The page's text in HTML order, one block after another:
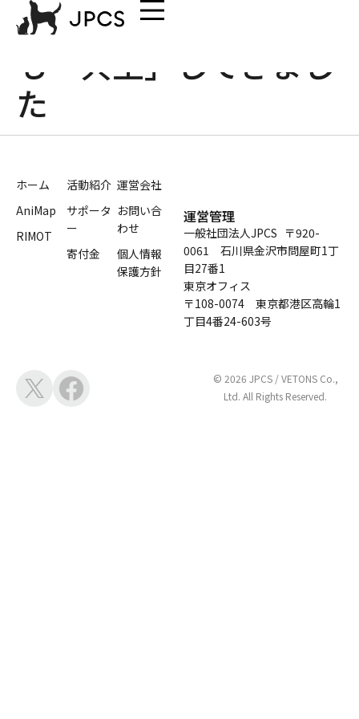
人と動物はいつの時代
も「共生」してきまし
た
ホーム
AniMap
RIMOT
活動紹介
サポータ
ー
寄付金
運営会社
お問い合
わせ
個人情報
保護方針
運営管理
一般社団法人JPCS 〒920-
0061 石川県金沢市問屋町1丁
目27番1
東京オフィス
〒108-0074 東京都港区高輪1
丁目4番24-603号
© 2026 JPCS / VETONS Co.,
Ltd. All Rights Reserved.